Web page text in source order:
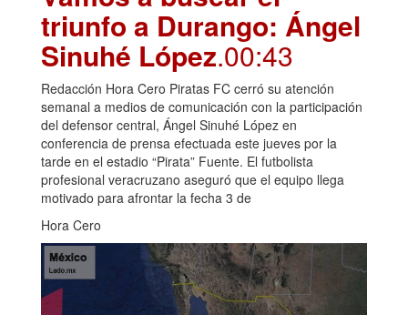
triunfo a Durango: Ángel
Sinuhé López.00:43
Redacción Hora Cero Piratas FC cerró su atención
semanal a medios de comunicación con la participación
del defensor central, Ángel Sinuhé López en
conferencia de prensa efectuada este jueves por la
tarde en el estadio “Pirata” Fuente. El futbolista
profesional veracruzano aseguró que el equipo llega
motivado para afrontar la fecha 3 de
Hora Cero